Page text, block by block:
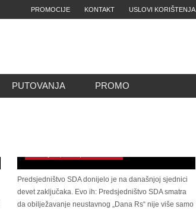
USLOVI KORIŠTENJA
KONTAKT
PROMOCIJE
PUTOVANJA PROMO
Predsjedništvo SDA donijelo je na današnjoj sjednici
devet zaključaka. Evo ih: Predsjedništvo SDA smatra
da obilježavanje neustavnog „Dana Rs“ nije više samo